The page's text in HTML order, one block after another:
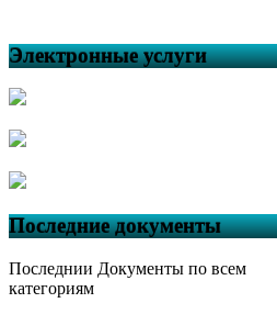
Электронные услуги
Последние документы
Последнии Документы по всем
категориям